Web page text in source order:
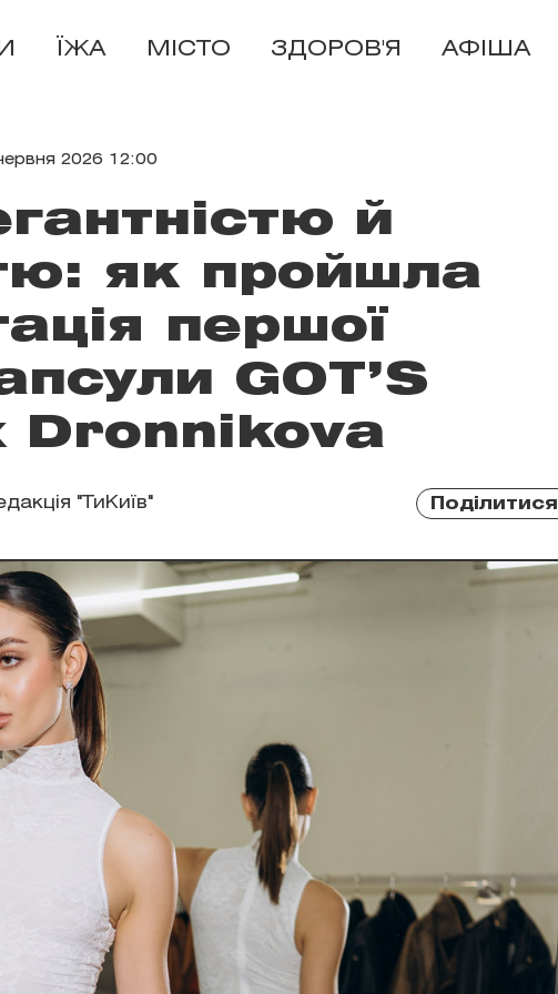
ЇЖА МІСТО ЗДОРОВ'Я АФІША
2026 12:00
й
як пройшла
першої
GOT’S
Dronnikova
"ТиКиїв" Поділитися